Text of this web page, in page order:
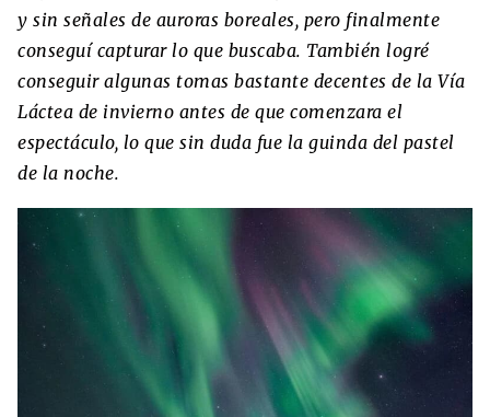
y sin señales de auroras boreales, pero finalmente
conseguí capturar lo que buscaba. También logré
conseguir algunas tomas bastante decentes de la Vía
Láctea de invierno antes de que comenzara el
espectáculo, lo que sin duda fue la guinda del pastel
de la noche.